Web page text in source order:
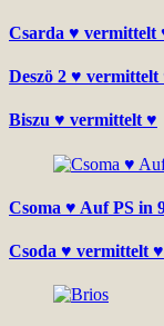
Csarda ♥ vermittelt
Deszö 2 ♥ vermittelt
Biszu ♥ vermittelt ♥
Csoma ♥ Auf PS in
Csoda ♥ vermittelt ♥